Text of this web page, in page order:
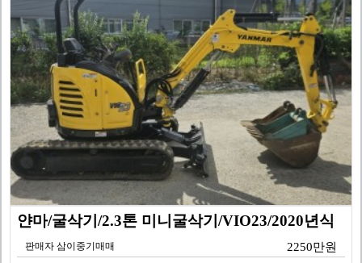
얀마/굴삭기/2.3톤 미니굴삭기/VIO23/2020년식
판매자 삼이중기매매 2250만원